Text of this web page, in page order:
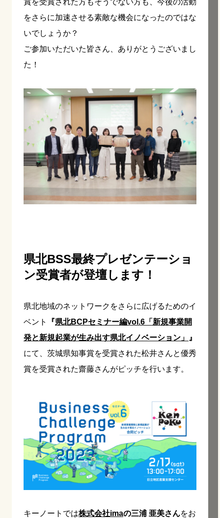
賞を受賞された方もそうでない方も、今後の活動
をさらに加速させる素敵な機会になったのではな
いでしょうか？
ご参加いただいた皆さん、ありがとうございまし
た！
県北BSS最終プレゼンテーショ
ン受賞者が登壇します！
県北地域のネットワークをさらに広げるためのイ
ベント
『県北BCPセミナー編vol.6「新規事業開
発と新規起業が生み出す県北イノベーション」
』
にて、茨城県知事賞を受賞された松井さんと優秀
賞を受賞された齋藤さんがピッチを行います。
キーノートでは株式会社imaの三浦 亜美さんをお